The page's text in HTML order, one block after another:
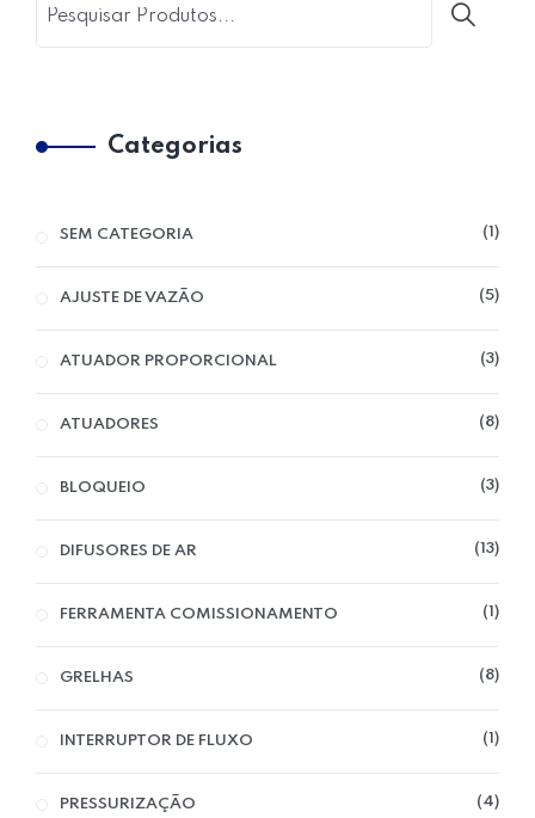
Categorias
SEM CATEGORIA 1
AJUSTE DE VAZÃO 5
ATUADOR PROPORCIONAL 3
ATUADORES 8
BLOQUEIO 3
DIFUSORES DE AR 13
FERRAMENTA COMISSIONAMENTO 1
GRELHAS 8
INTERRUPTOR DE FLUXO 1
PRESSURIZAÇÃO 4